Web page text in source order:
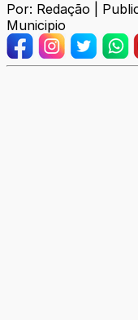
Por: Redação |
Municipio